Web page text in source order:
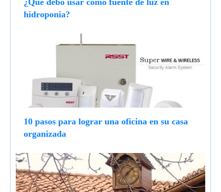
¿Qué debo usar como fuente de luz en
hidroponia?
10 pasos para lograr una oficina en su casa
organizada